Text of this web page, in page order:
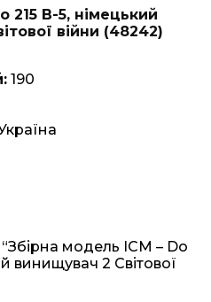
215 B-5, німецький
війни (48242)
190
модель ICM – Do
винищувач 2 Світової